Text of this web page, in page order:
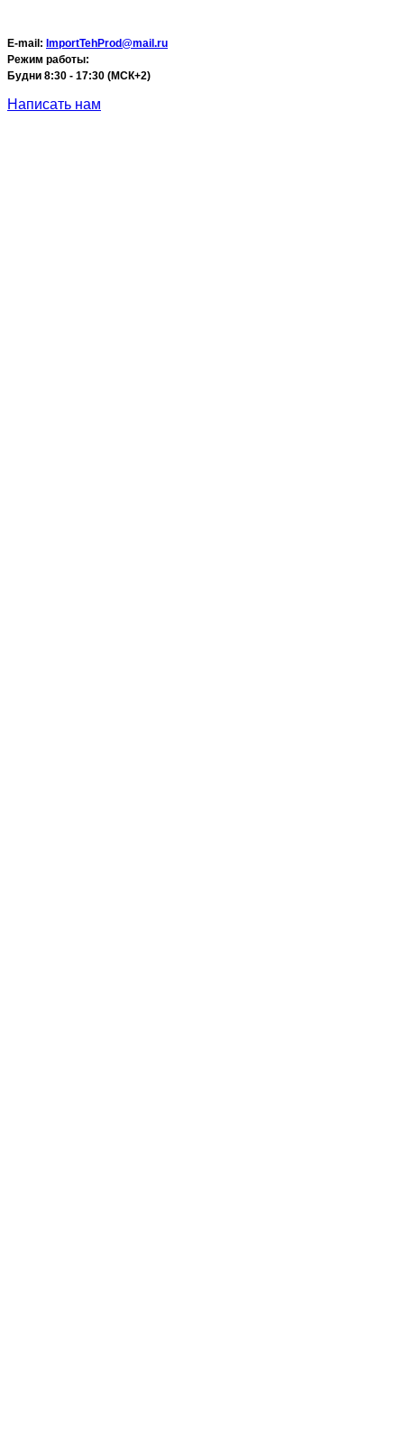
E-mail: ImportTehProd@mail.ru
Режим работы:
Будни 8:30 - 17:30 (МСК+2)
Написать нам